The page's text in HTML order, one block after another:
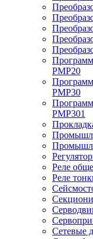
PMP20
PMP30
PMP301
Реле
Реле
Сетевые